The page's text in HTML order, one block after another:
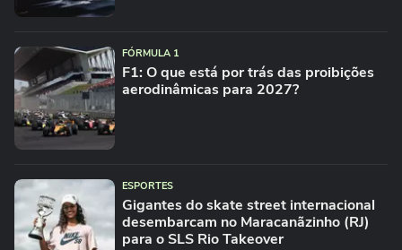
FÓRMULA 1
F1: O que está por trás das proibições
aerodinâmicas para 2027?
ESPORTES
Gigantes do skate street internacional
desembarcam no Maracanãzinho (RJ)
para o SLS Rio Takeover